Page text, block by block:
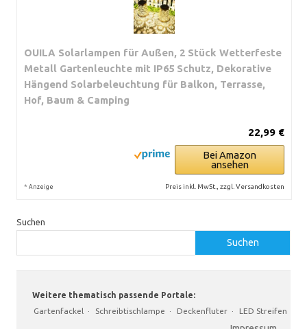
OUILA Solarlampen für Außen, 2 Stück Wetterfeste
Metall Gartenleuchte mit IP65 Schutz, Dekorative
Hängend Solarbeleuchtung für Balkon, Terrasse,
Hof, Baum & Camping
22,99 €
Bei Amazon
ansehen
* Anzeige Preis inkl. MwSt., zzgl. Versandkosten
Suchen
Suchen
Weitere thematisch passende Portale:
Gartenfackel · Schreibtischlampe · Deckenfluter · LED Streifen